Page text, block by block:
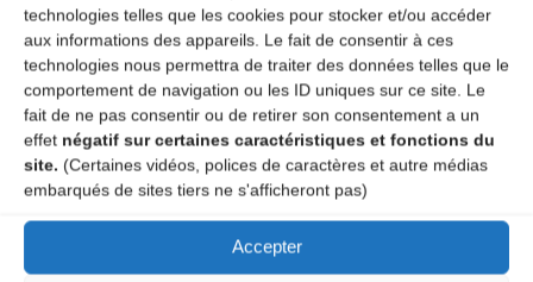
technologies telles que les cookies pour stocker et/ou accéder
aux informations des appareils. Le fait de consentir à ces
technologies nous permettra de traiter des données telles que le
comportement de navigation ou les ID uniques sur ce site. Le
fait de ne pas consentir ou de retirer son consentement a un
effet négatif sur certaines caractéristiques et fonctions du
site. (Certaines vidéos, polices de caractères et autre médias
embarqués de sites tiers ne s'afficheront pas)
Accepter
Ce site utilise Akismet pour réduire les indésirables.En
savoir plus sur la façon dont les données de vos
commentaires sont traitées.